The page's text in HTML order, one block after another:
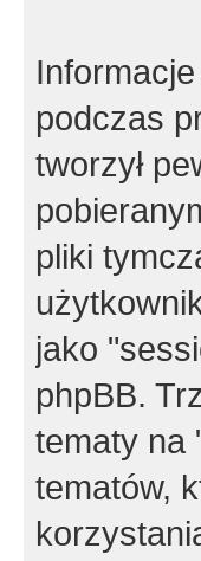
podczas
tworzył
pliki
jako
phpBB.
tematy na
tematów,